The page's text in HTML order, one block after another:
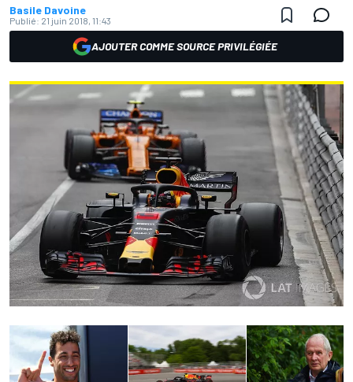
Basile Davoine
Publié: 21 juin 2018, 11:43
AJOUTER COMME SOURCE PRIVILÉGIÉE